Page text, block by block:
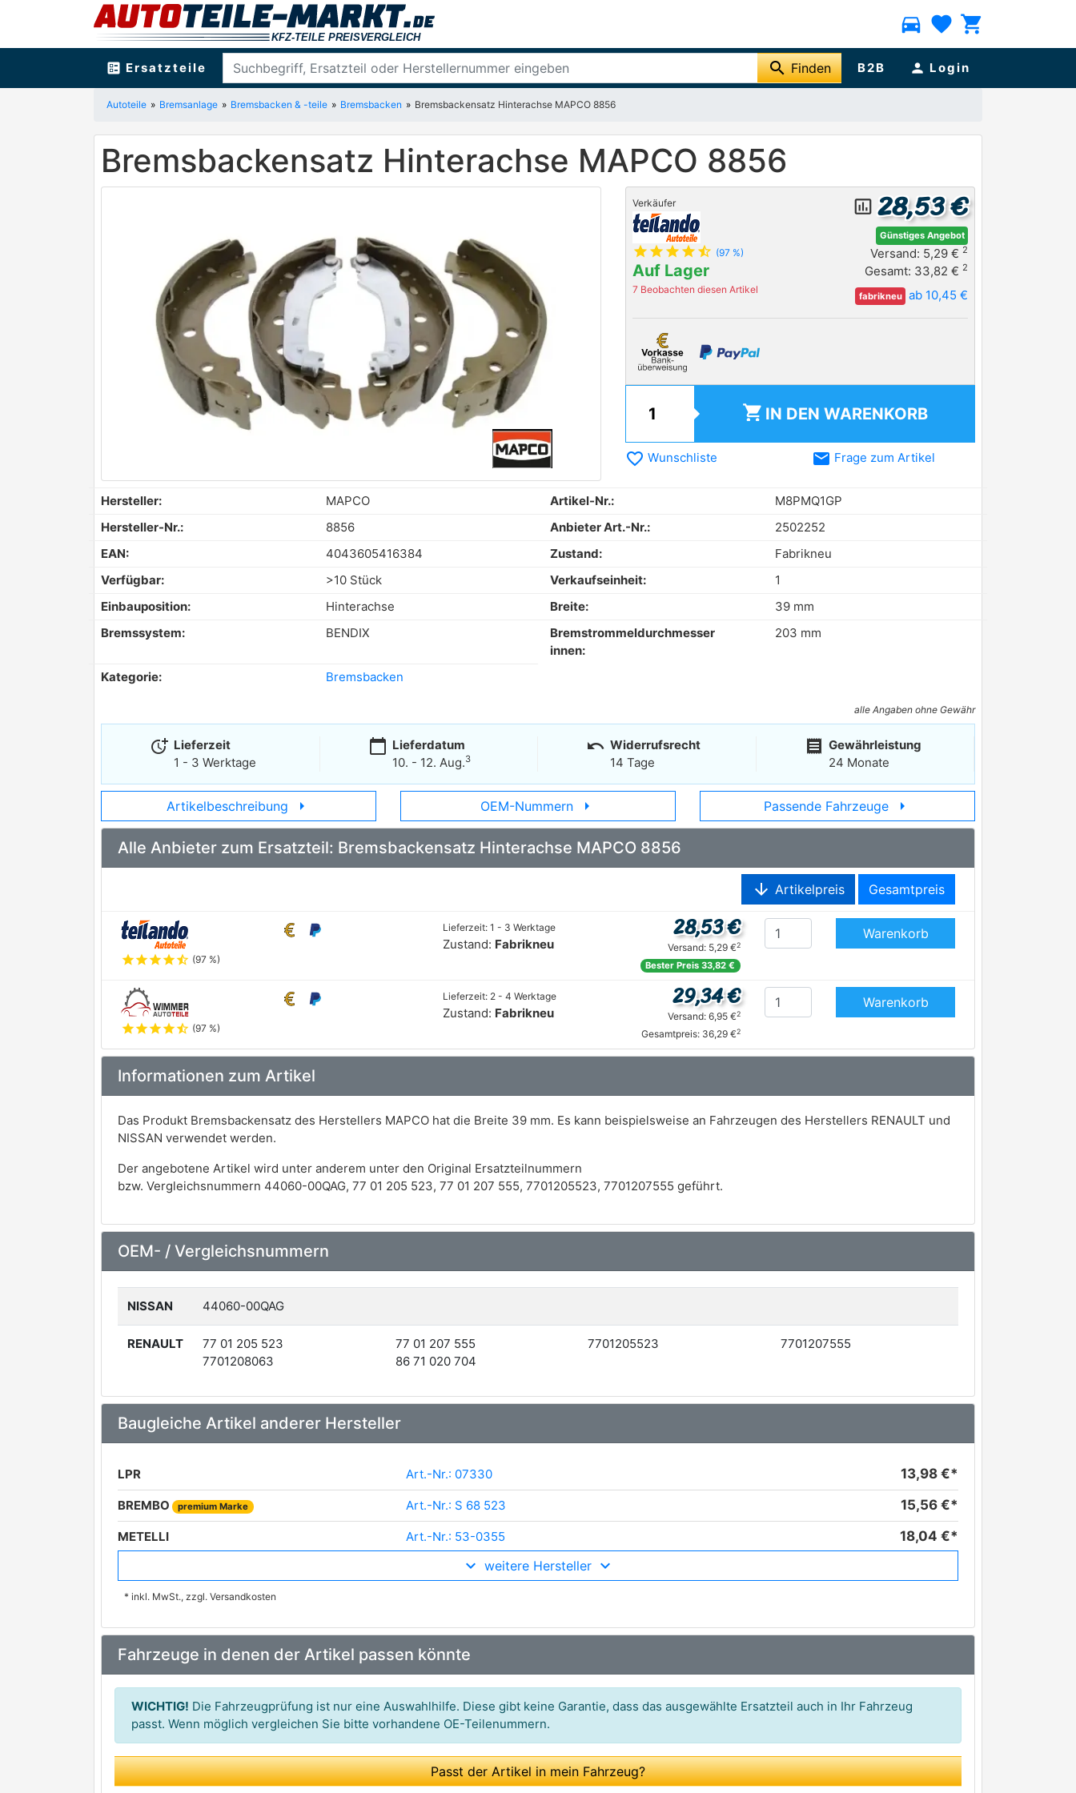
directions_car favorite shopping_cart
ballot Ersatzteile search Finden B2B person Login
Autoteile Bremsanlage Bremsbacken & -teile Bremsbacken Bremsbackensatz Hinterachse MAPCO 8856
Bremsbackensatz Hinterachse MAPCO 8856
Verkäufer
star star star star star_half (97 %)
Auf Lager
7 Beobachten diesen Artikel
insert_chart_outlined 28,53 €
Günstiges Angebot
Versand: 5,29 € 2
Gesamt: 33,82 € 2
fabrikneu ab 10,45 €
shopping_cart IN DEN WARENKORB
favorite_border Wunschliste email Frage zum Artikel
Hersteller: MAPCO Artikel-Nr.:
M8PMQ1GP
Hersteller-Nr.:
8856 Anbieter Art.-Nr.:
2502252
EAN:
4043605416384 Zustand:
Fabrikneu
Verfügbar:
>10 Stück Verkaufseinheit:
1
Einbauposition:
Hinterachse Breite:
39 mm
Bremssystem:
BENDIX
Bremstrommeldurchmesser
innen:
203 mm
Kategorie: Bremsbacken
alle Angaben ohne Gewähr
more_time Lieferzeit
1 - 3 Werktage
calendar_today Lieferdatum
10. - 12. Aug.3
undo Widerrufsrecht
14 Tage
receipt Gewährleistung
24 Monate
Artikelbeschreibung arrow_right OEM-Nummern arrow_right Passende Fahrzeuge arrow_right
Alle Anbieter zum Ersatzteil: Bremsbackensatz Hinterachse MAPCO 8856
arrow_downward Artikelpreis Gesamtpreis
starstarstarstarstar_half (97 %)
Lieferzeit: 1 - 3 Werktage
Zustand: Fabrikneu
28,53 €
Versand: 5,29 €2
Bester Preis 33,82 €
Warenkorb
starstarstarstarstar_half (97 %)
Lieferzeit: 2 - 4 Werktage
Zustand: Fabrikneu
29,34 €
Versand: 6,95 €2
Gesamtpreis: 36,29 €2
Warenkorb
Informationen zum Artikel
Das Produkt Bremsbackensatz des Herstellers MAPCO hat die Breite 39 mm. Es kann beispielsweise an Fahrzeugen des Herstellers RENAULT und
NISSAN verwendet werden.
Der angebotene Artikel wird unter anderem unter den Original Ersatzteilnummern
bzw. Vergleichsnummern 44060-00QAG, 77 01 205 523, 77 01 207 555, 7701205523, 7701207555 geführt.
OEM- / Vergleichsnummern
NISSAN 44060-00QAG
RENAULT 77 01 205 523 77 01 207 555 7701205523
7701207555
7701208063
86 71 020 704
Baugleiche Artikel anderer Hersteller
LPR Art.-Nr.: 07330 13,98 €*
BREMBO premium Marke Art.-Nr.: S 68 523 15,56 €*
METELLI Art.-Nr.: 53-0355 18,04 €*
Art.-Nr.: 9031
NK
TOPRAN Art.-Nr.: 700 603 21,46 €*
HELLA premium Marke Art.-Nr.: 8DB 355 002-241
MEYLE Art.-Nr.: 16-14 533 0002 24,71 €*
VAICO premium Marke Art.-Nr.: V46-0179
BLUE PRINT Art.-Nr.: ADN14159 25,84 €*
HERTH+BUSS JAKOPARTS premium Marke Art.-Nr.: J3501058 26,04 €*
weitere Hersteller
* inkl. MwSt., zzgl. Versandkosten
Fahrzeuge in denen der Artikel passen könnte
WICHTIG! Die Fahrzeugprüfung ist nur eine Auswahlhilfe. Diese gibt keine Garantie, dass das ausgewählte Ersatzteil auch in Ihr Fahrzeug
passt. Wenn möglich vergleichen Sie bitte vorhandene OE-Teilenummern.
Passt der Artikel in mein Fahrzeug?